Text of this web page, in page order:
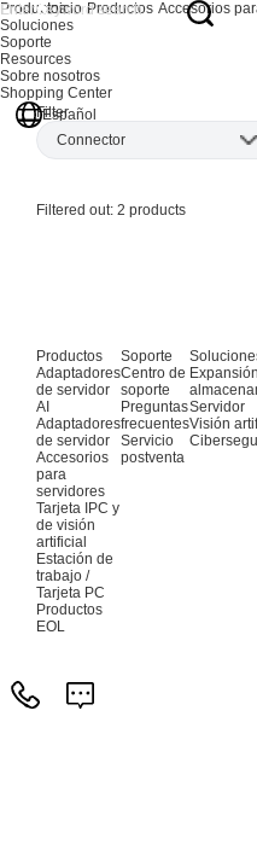
Productos
Soluciones
Soporte
Resources
Sobre nosotros
Shopping Center
Español
Inicio Productos Accesorios
Filter
Connector
Filtered out: 2 products
Productos
Adaptadores
de servidor
AI
Adaptadores
de servidor
Accesorios
para
servidores
Tarjeta IPC y
de visión
artificial
Estación de
trabajo /
Tarjeta PC
Productos
EOL
Soporte
Centro de
soporte
Preguntas
frecuentes
Servicio
postventa
Servidor
Visión